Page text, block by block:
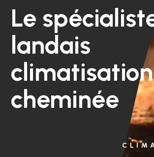
Le
landais
climatisation
cheminée